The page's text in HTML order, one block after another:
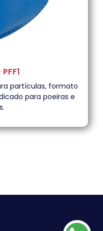
partículas, formato
para poeiras e